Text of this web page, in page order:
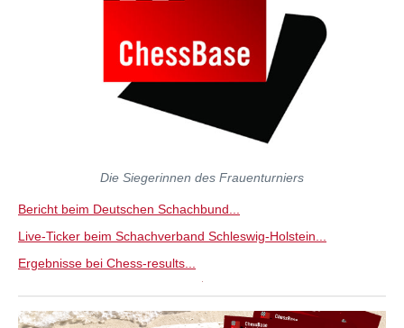
Die Siegerinnen des Frauenturniers
Bericht beim Deutschen Schachbund...
Live-Ticker beim Schachverband Schleswig-Holstein...
Ergebnisse bei Chess-results...